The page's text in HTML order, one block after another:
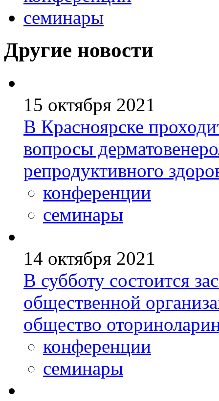
семинары
Другие новости
15 октября 2021
В Красноярске
вопросы
репродуктивного
конференции
семинары
14 октября 2021
В субботу состоится
общественной
общество
конференции
семинары